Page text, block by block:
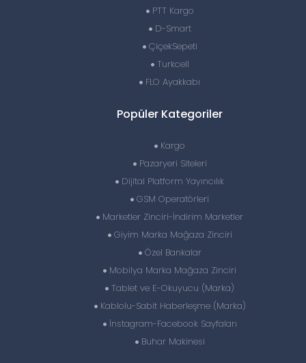
PTT Kargo
D-Smart
ÇiçekSepeti
Turkcell
FLO Ayakkabı
Popüler Kategoriler
Kargo
Pazaryeri Siteleri
Dijital Platform Yayıncılık
GSM Operatörleri
Marketler Zinciri-İndirim Marketler
Giyim Marka Mağaza Zinciri
Özel Bankalar
Mobilya Marka Mağaza Zinciri
Tablet ve E-Okuyucu (Marka)
Kablolu-Sabit Haberleşme (Marka)
İnstagram-Facebook Sayfaları
Buhar Makinesi